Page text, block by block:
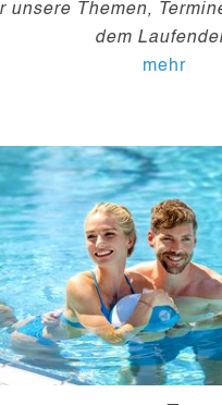
unsere Themen,
dem
mehr